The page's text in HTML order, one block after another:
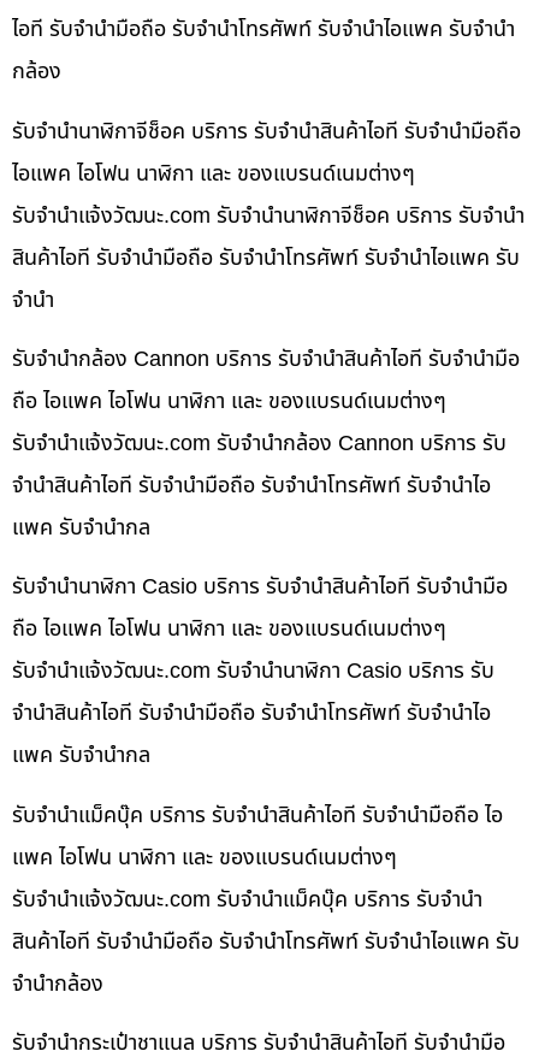
ไอที รับจำนำมือถือ รับจำนำโทรศัพท์ รับจำนำไอแพค รับจำนำ
กล้อง
รับจำนำนาฬิกาจีช็อค บริการ รับจำนำสินค้าไอที รับจำนำมือถือ
ไอแพค ไอโฟน นาฬิกา และ ของแบรนด์เนมต่างๆ
รับจํานําแจ้งวัฒนะ.com รับจำนำนาฬิกาจีช็อค บริการ รับจำนำ
สินค้าไอที รับจำนำมือถือ รับจำนำโทรศัพท์ รับจำนำไอแพค รับ
จำนำ
รับจำนำกล้อง Cannon บริการ รับจำนำสินค้าไอที รับจำนำมือ
ถือ ไอแพค ไอโฟน นาฬิกา และ ของแบรนด์เนมต่างๆ
รับจํานําแจ้งวัฒนะ.com รับจำนำกล้อง Cannon บริการ รับ
จำนำสินค้าไอที รับจำนำมือถือ รับจำนำโทรศัพท์ รับจำนำไอ
แพค รับจำนำกล
รับจำนำนาฬิกา Casio บริการ รับจำนำสินค้าไอที รับจำนำมือ
ถือ ไอแพค ไอโฟน นาฬิกา และ ของแบรนด์เนมต่างๆ
รับจํานําแจ้งวัฒนะ.com รับจำนำนาฬิกา Casio บริการ รับ
จำนำสินค้าไอที รับจำนำมือถือ รับจำนำโทรศัพท์ รับจำนำไอ
แพค รับจำนำกล
รับจำนำแม็คบุ๊ค บริการ รับจำนำสินค้าไอที รับจำนำมือถือ ไอ
แพค ไอโฟน นาฬิกา และ ของแบรนด์เนมต่างๆ
รับจํานําแจ้งวัฒนะ.com รับจำนำแม็คบุ๊ค บริการ รับจำนำ
สินค้าไอที รับจำนำมือถือ รับจำนำโทรศัพท์ รับจำนำไอแพค รับ
จำนำกล้อง
รับจำนำกระเป๋าชาแนล บริการ รับจำนำสินค้าไอที รับจำนำมือ